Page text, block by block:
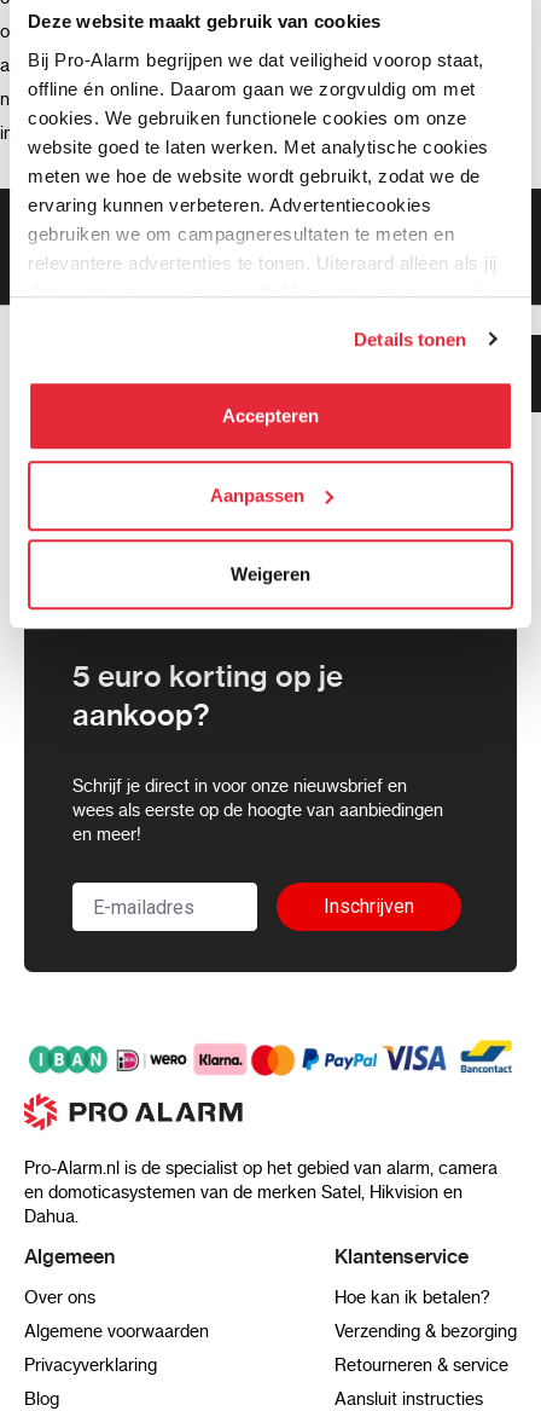
Deze website maakt gebruik van cookies
Bij Pro-Alarm begrijpen we dat veiligheid voorop staat,
offline én online. Daarom gaan we zorgvuldig om met
cookies. We gebruiken functionele cookies om onze
website goed te laten werken. Met analytische cookies
meten we hoe de website wordt gebruikt, zodat we de
ervaring kunnen verbeteren. Advertentiecookies
gebruiken we om campagneresultaten te meten en
relevantere advertenties te tonen. Uiteraard alleen als jij
daar toestemming voor geeft. Als je toestemming geeft,
kunnen deze gegevens combineren met informatie die zij
hebben verzameld via het gebruik van hun diensten. Je
kunt alle cookies accepteren, alleen noodzakelijke
We werken samen met21 derden
die uw gegevens
kunnen ontvangen en verwerken.
Details tonen
Accepteren
Aanpassen
Weigeren
opnemen (2)
advies (2)
netwerkrecorder (2)
intercom (2)
Gratis bezorging vanaf €99,-
Gratis retourneren binnen 90 dagen*
Klanten geven ons een 9.3 gemiddeld
5 euro korting op je
aankoop?
Schrijf je direct in voor onze nieuwsbrief en
wees als eerste op de hoogte van aanbiedingen
en meer!
Inschrijven
Pro-Alarm.nl is de specialist op het gebied van alarm, camera
en domoticasystemen van de merken Satel, Hikvision en
Dahua.
gemiddeld!
Algemeen
Over ons
Algemene voorwaarden
Privacyverklaring
Blog
Klantenservice
Hoe kan ik betalen?
Verzending & bezorging
Retourneren & service
Aansluit instructies